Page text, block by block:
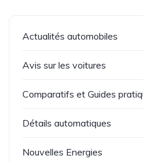
Actualités automobiles
Avis sur les voitures
Comparatifs et Guides
Détails automatiques
Nouvelles Energies